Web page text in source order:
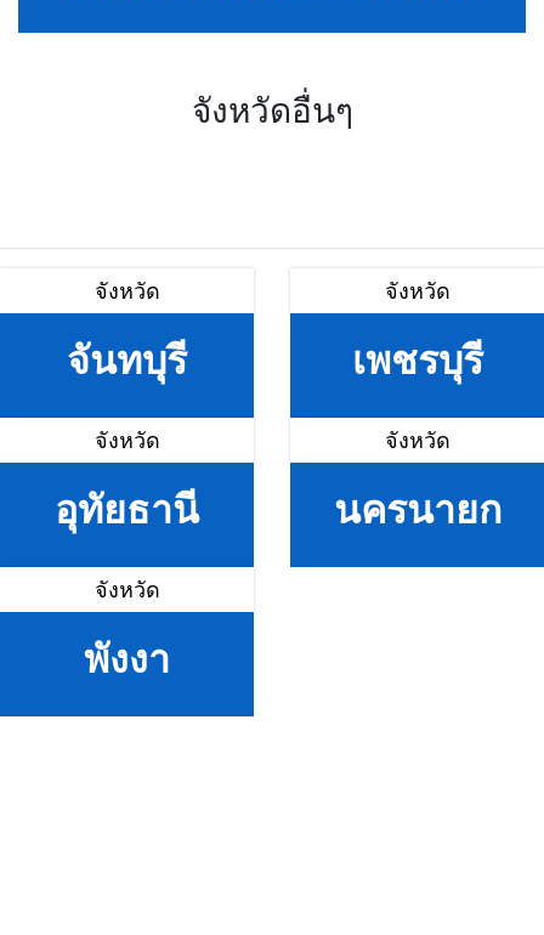
จังหวัดอื่นๆ
จังหวัด
จันทบุรี
จังหวัด
เพชรบุรี
จังหวัด
อุทัยธานี
จังหวัด
นครนายก
จังหวัด
พังงา